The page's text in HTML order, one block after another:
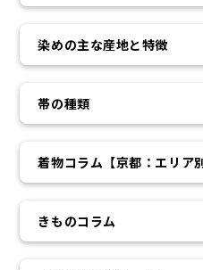
染めの主な産地と特徴
帯の種類
着物コラム【京都：エリア
きものコラム